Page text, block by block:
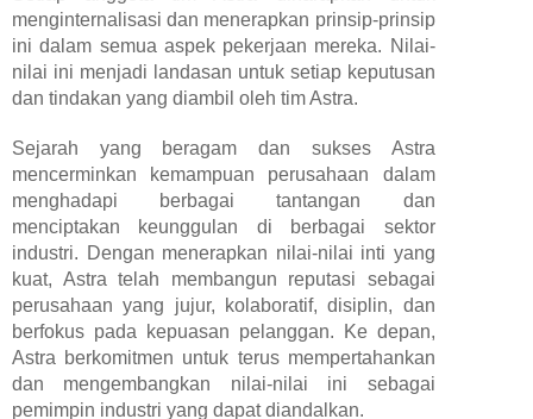
menginternalisasi dan menerapkan prinsip-prinsip
ini dalam semua aspek pekerjaan mereka. Nilai-
nilai ini menjadi landasan untuk setiap keputusan
dan tindakan yang diambil oleh tim Astra.
Sejarah yang beragam dan sukses Astra
mencerminkan kemampuan perusahaan dalam
menghadapi berbagai tantangan dan
menciptakan keunggulan di berbagai sektor
industri. Dengan menerapkan nilai-nilai inti yang
kuat, Astra telah membangun reputasi sebagai
perusahaan yang jujur, kolaboratif, disiplin, dan
berfokus pada kepuasan pelanggan. Ke depan,
Astra berkomitmen untuk terus mempertahankan
dan mengembangkan nilai-nilai ini sebagai
pemimpin industri yang dapat diandalkan.